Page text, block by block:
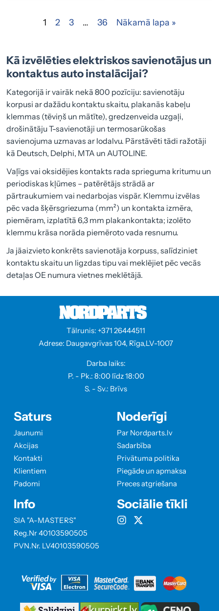
1 2 3 … 36 Nākamā lapa »
Kā izvēlēties elektriskos savienotājus un
kontaktus auto instalācijai?
Kategorijā ir vairāk nekā 800 pozīciju: savienotāju
korpusi ar dažādu kontaktu skaitu, plakanās kabeļu
klemmas (tēviņš un mātīte), gredzenveida uzgaļi,
drošinātāju T-savienotāji un termosarūkošas
savienojuma uzmavas ar lodalvu. Pārstāvēti tādi ražotāji
kā Deutsch, Delphi, MTA un AUTOLINE.
Vaļīgs vai oksidējies kontakts rada sprieguma kritumu un
periodiskas kļūmes – patērētājs strādā ar
pārtraukumiem vai nedarbojas vispār. Klemmu izvēlas
pēc vada šķērsgriezuma (mm²) un kontakta izmēra,
piemēram, izplatītā 6,3 mm plakankontakta; izolēto
klemmu krāsa norāda piemēroto vada resnumu.
Ja jāaizvieto konkrēts savienotāja korpuss, salīdziniet
kontaktu skaitu un ligzdas tipu vai meklējiet pēc vecās
detaļas OE numura vietnes meklētājā.
Tālrunis: +371 26444511
Adrese: Daugavgrīvas 104, Rīga,LV-1007
Darba laiks:
P. - Pk.: 8:00 līdz 18:00
S. - Sv.: Brīvs
Saturs
Jaunumi
Akcijas
Kontakti
Klientiem
Padomi
Info
SIA "A-MASTERS"
Reg.Nr 40103590505
PVN.Nr. LV40103590505
Noderīgi
Par Nordparts.lv
Sadarbība
Privātuma politika
Piegāde un apmaksa
Preces atgriešana
Sociālie tīkli